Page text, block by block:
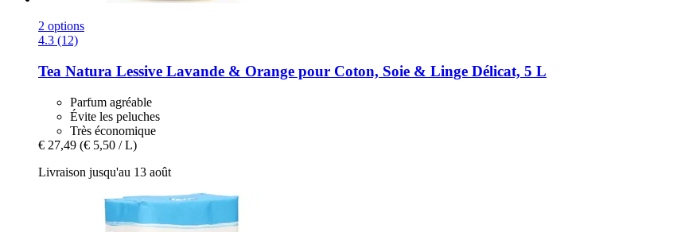
2 options
4.3 (12)
Tea Natura Lessive Lavande & Orange pour Coton, Soie & Linge Délicat, 5 L
Parfum agréable
Évite les peluches
Très économique
€ 27,49 (€ 5,50 / L)
Livraison jusqu'au 13 août